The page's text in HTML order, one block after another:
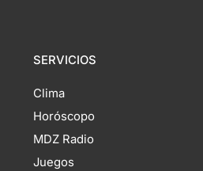
SERVICIOS
Clima
Horóscopo
MDZ Radio
Juegos